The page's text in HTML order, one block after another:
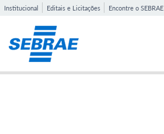
Institucional Editais e Licitações Encontre o SEBRAE